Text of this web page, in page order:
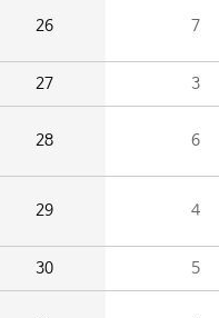
26 7
27 3
28 6
29 4
30 5